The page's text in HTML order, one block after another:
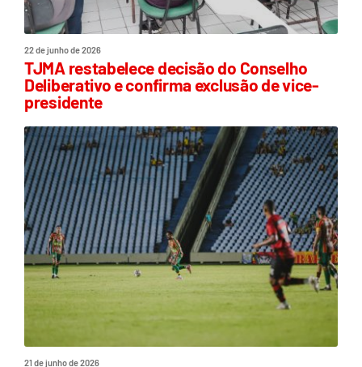
22 de junho de 2026
TJMA restabelece decisão do Conselho
Deliberativo e confirma exclusão de vice-
presidente
21 de junho de 2026